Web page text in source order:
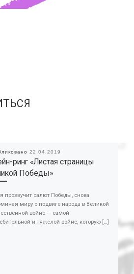
22.04.2019
ринг «Листая страницы
Победы»
прозвучит салют Победы, снова
миру о подвиге народа в Великой
войне — самой
и тяжёлой войне, которую […]